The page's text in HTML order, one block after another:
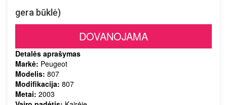
gera būklė)
DOVANOJAMA
Detalės aprašymas
Markė: Peugeot
Modelis: 807
Modifikacija: 807
Metai: 2003